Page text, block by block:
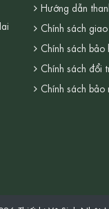
Hướng dẫn
Chính sách
Chính sách bảo
Chính sách đổi
Chính sách bảo